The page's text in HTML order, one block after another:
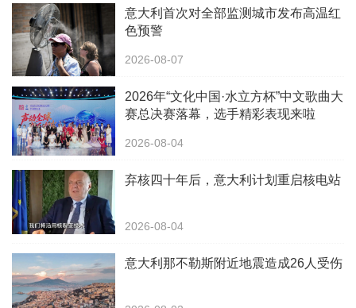
意大利首次对全部监测城市发布高温红
色预警
2026-08-07
2026年“文化中国·水立方杯”中文歌曲大
赛总决赛落幕，选手精彩表现来啦
2026-08-04
弃核四十年后，意大利计划重启核电站
2026-08-04
意大利那不勒斯附近地震造成26人受伤